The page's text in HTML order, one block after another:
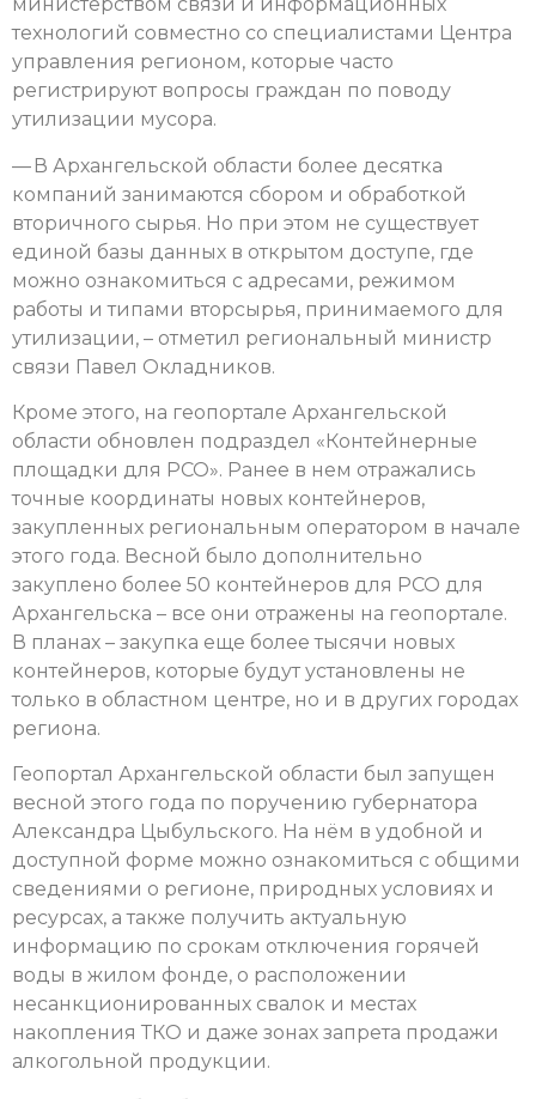
технологий совместно со специалистами Центра
управления регионом, которые часто
регистрируют вопросы граждан по поводу
утилизации мусора.
— В Архангельской области более десятка
компаний занимаются сбором и обработкой
вторичного сырья. Но при этом не существует
единой базы данных в открытом доступе, где
можно ознакомиться с адресами, режимом
работы и типами вторсырья, принимаемого для
утилизации, – отметил региональный министр
связи Павел Окладников.
Кроме этого, на геопортале Архангельской
области обновлен подраздел «Контейнерные
площадки для РСО». Ранее в нем отражались
точные координаты новых контейнеров,
закупленных региональным оператором в начале
этого года. Весной было дополнительно
закуплено более 50 контейнеров для РСО для
Архангельска – все они отражены на геопортале.
В планах – закупка еще более тысячи новых
контейнеров, которые будут установлены не
только в областном центре, но и в других городах
региона.
Геопортал Архангельской области был запущен
весной этого года по поручению губернатора
Александра Цыбульского. На нём в удобной и
доступной форме можно ознакомиться с общими
сведениями о регионе, природных условиях и
ресурсах, а также получить актуальную
информацию по срокам отключения горячей
воды в жилом фонде, о расположении
несанкционированных свалок и местах
накопления ТКО и даже зонах запрета продажи
алкогольной продукции.